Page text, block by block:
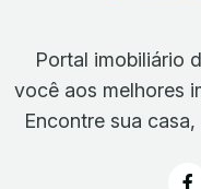
Portal imobiliário
você aos melhores
Encontre sua